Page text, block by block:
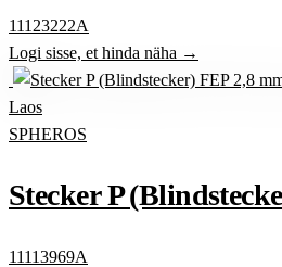
11123222A
Logi sisse, et hinda näha →
Laos
SPHEROS
Stecker P
11113969A